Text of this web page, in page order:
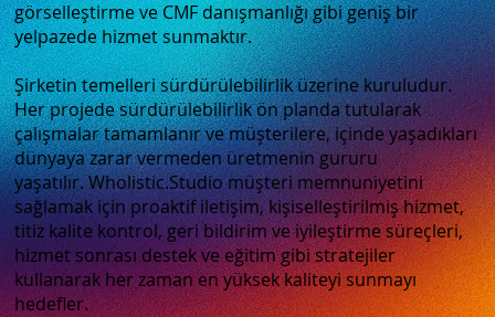
görselleştirme ve CMF danışmanlığı gibi geniş bir
yelpazede hizmet sunmaktır.
Şirketin temelleri sürdürülebilirlik üzerine kuruludur.
Her projede sürdürülebilirlik ön planda tutularak
çalışmalar tamamlanır ve müşterilere, içinde yaşadıkları
dünyaya zarar vermeden üretmenin gururu
yaşatılır. Wholistic.Studio müşteri memnuniyetini
sağlamak için proaktif iletişim, kişiselleştirilmiş hizmet,
titiz kalite kontrol, geri bildirim ve iyileştirme süreçleri,
hizmet sonrası destek ve eğitim gibi stratejiler
kullanarak her zaman en yüksek kaliteyi sunmayı
hedefler.